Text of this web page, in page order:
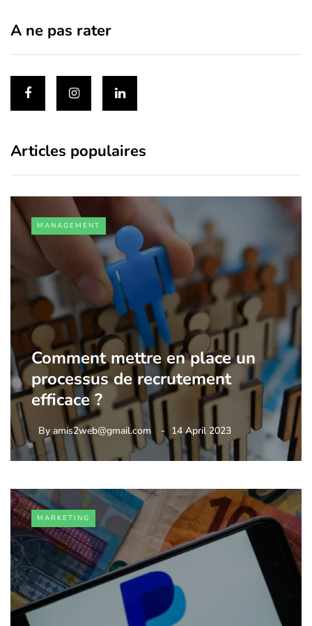
A ne pas rater
Articles populaires
MANAGEMENT
Comment mettre en place un
processus de recrutement
efficace ?
By amis2web@gmail.com 14 April 2023
MARKETING